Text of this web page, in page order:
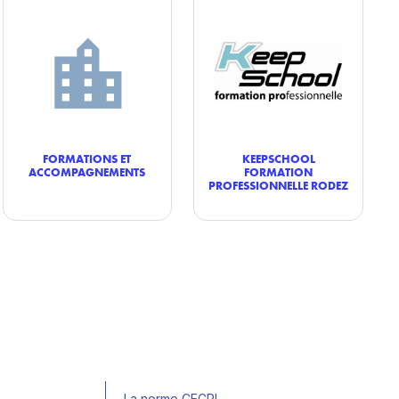
FORMATIONS ET
ACCOMPAGNEMENTS
KEEPSCHOOL
FORMATION
PROFESSIONNELLE RODEZ